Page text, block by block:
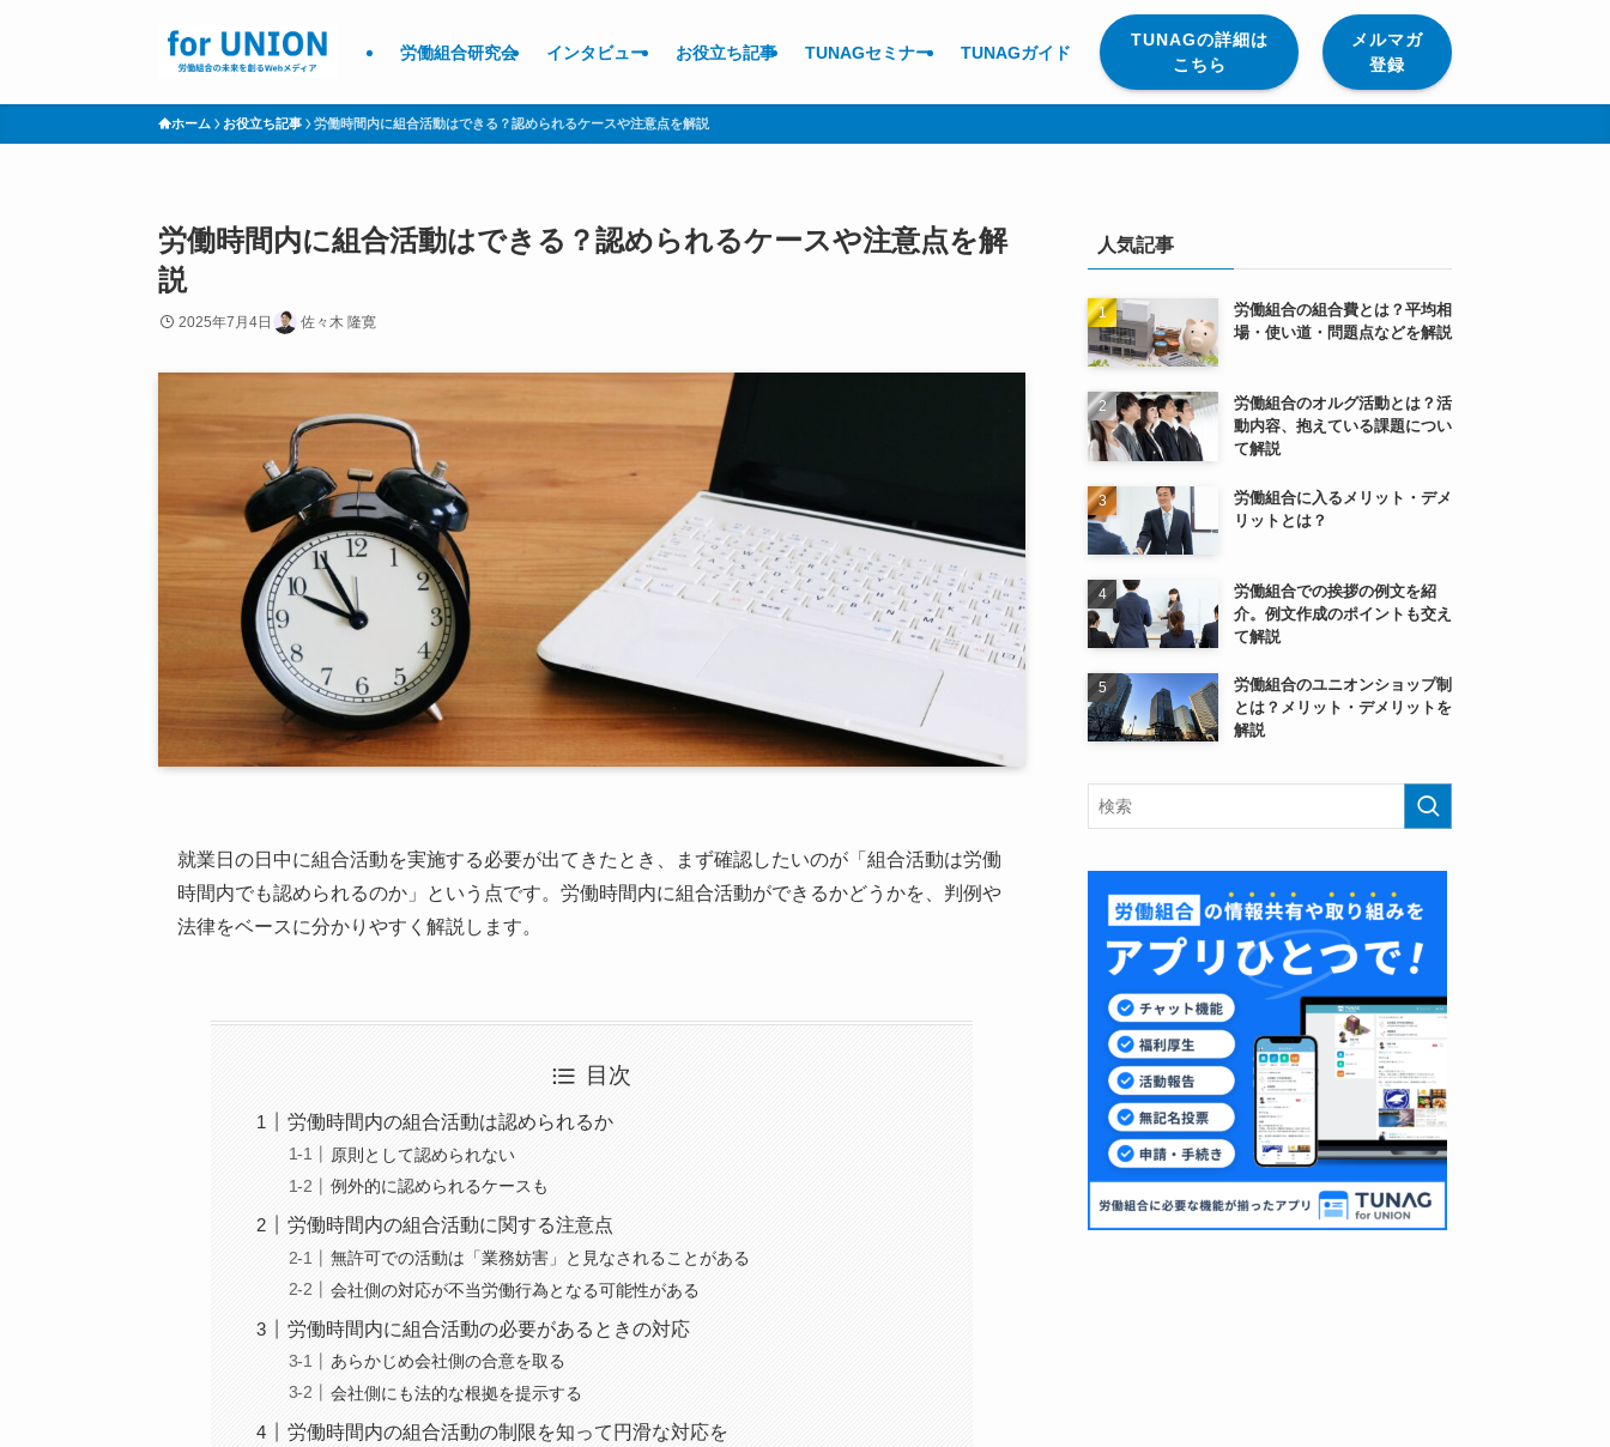
労働組合研究会 インタビュー お役立ち記事 TUNAGセミナー TUNAGガイド
TUNAGの詳細は
こちら
メルマガ
登録
ホーム お役立ち記事 労働時間内に組合活動はできる？認められるケースや注意点を解説
労働時間内に組合活動はできる？認められるケースや注意点を解
説
2025年7月4日 佐々木 隆寛
就業日の日中に組合活動を実施する必要が出てきたとき、まず確認したいのが「組合活動は労働
時間内でも認められるのか」という点です。労働時間内に組合活動ができるかどうかを、判例や
法律をベースに分かりやすく解説します。
目次
労働時間内の組合活動は認められるか
原則として認められない
例外的に認められるケースも
労働時間内の組合活動に関する注意点
無許可での活動は「業務妨害」と見なされることがある
会社側の対応が不当労働行為となる可能性がある
労働時間内に組合活動の必要があるときの対応
あらかじめ会社側の合意を取る
会社側にも法的な根拠を提示する
労働時間内の組合活動の制限を知って円滑な対応を
人気記事
労働組合の組合費とは？平均相
場・使い道・問題点などを解説
労働組合のオルグ活動とは？活
動内容、抱えている課題につい
て解説
労働組合に入るメリット・デメ
リットとは？
労働組合での挨拶の例文を紹
介。例文作成のポイントも交え
て解説
労働組合のユニオンショップ制
とは？メリット・デメリットを
解説